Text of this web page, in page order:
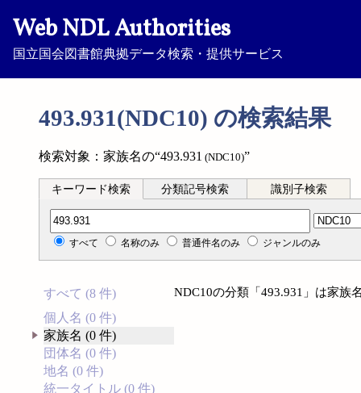
Web NDL Authorities
国立国会図書館典拠データ検索・提供サービス
493.931(NDC10) の検索結果
検索対象：家族名の“493.931 (NDC10)”
キーワード検索 分類記号検索 識別子検索
分類記号検索
すべて 名称のみ 普通件名のみ ジャンルのみ
すべて (8 件)
個人名 (0 件)
家族名 (0 件)
団体名 (0 件)
地名 (0 件)
統一タイトル (0 件)
NDC10の分類「493.931」は家族